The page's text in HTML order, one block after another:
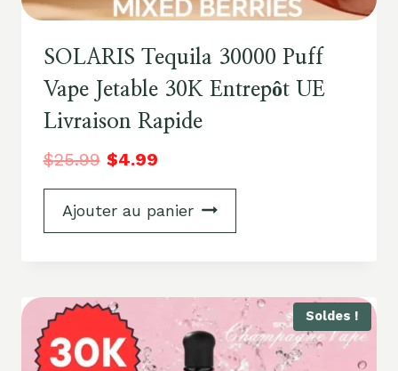
SOLARIS Tequila 30000 Puff
Vape Jetable 30K Entrepôt UE
Livraison Rapide
$25.99 $4.99
Ajouter au panier
Soldes !